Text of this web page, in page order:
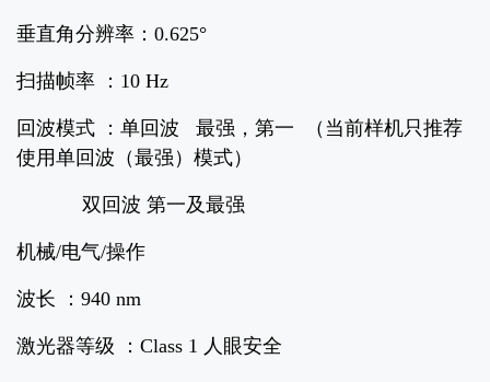
垂直角分辨率：0.625°
扫描帧率 ：10 Hz
回波模式 ：单回波 最强，第一 （当前样机只推荐
使用单回波（最强）模式）
双回波 第一及最强
机械/电气/操作
波长 ：940 nm
激光器等级 ：Class 1 人眼安全